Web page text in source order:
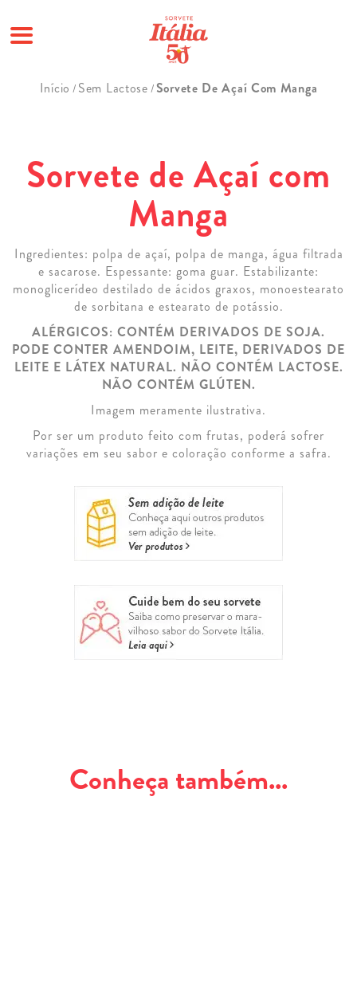
Pular
Início / Sem Lactose / Sorvete De Açaí Com Manga
Sorvete de Açaí com
Manga
Ingredientes: polpa de açaí, polpa de manga, água filtrada
e sacarose. Espessante: goma guar. Estabilizante:
monoglicerídeo destilado de ácidos graxos, monoestearato
de sorbitana e estearato de potássio.
ALÉRGICOS: CONTÉM DERIVADOS DE SOJA.
PODE CONTER AMENDOIM, LEITE, DERIVADOS DE
LEITE E LÁTEX NATURAL. NÃO CONTÉM LACTOSE.
NÃO CONTÉM GLÚTEN.
Imagem meramente ilustrativa.
Por ser um produto feito com frutas, poderá sofrer
variações em seu sabor e coloração conforme a safra.
Conheça também...